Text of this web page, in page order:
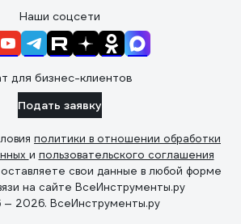
Наши соцсети
для бизнес-клиентов
Подать заявку
политики в отношении обработки
и пользовательского соглашения
свои данные в любой форме
на сайте ВсеИнструменты.ру
2026. ВсеИнструменты.ру